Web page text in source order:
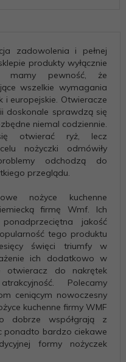
zadowolenia i pełnej
produkty wyłącznie
mamy pewność, że
wszelkie wymagania
i europejskie. Otwieracze
doskonale sprawdzą się
niemal codziennie.
otwierać ryż, lecz
nożyczki odmówiły
odchodzą do
przeglądu.
nożyce kuchenne
firmę Wmf. Ich
jakość
tego produktu
święci triumfy w
ich dodatkowo w
do nakrętek
Polecamy
ceniącym nowoczesny
kuchenne firmy WMF
dobrze współgrają z
ponadto bardzo ciekawe
formy nożyczek